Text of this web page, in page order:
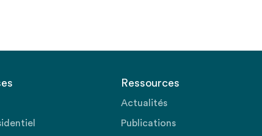
Ressources
Actualités
Publications